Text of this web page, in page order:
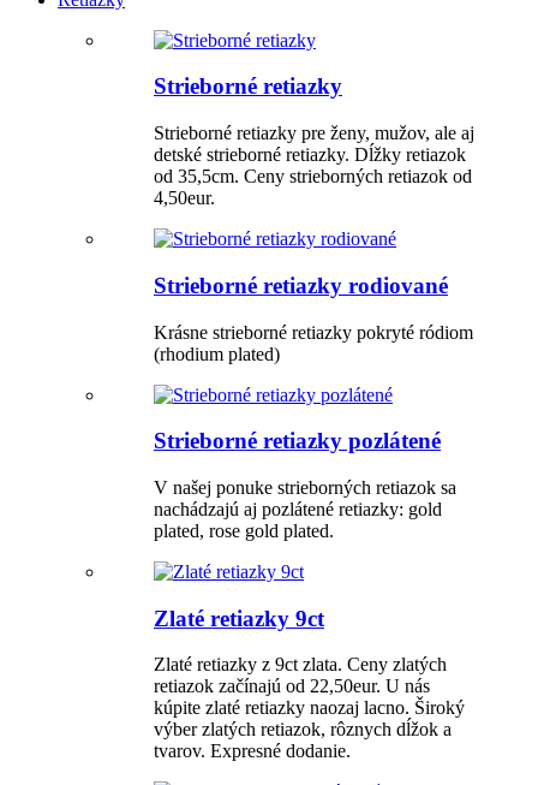
Strieborné retiazky
Strieborné retiazky pre ženy, mužov, ale aj
detské strieborné retiazky. Dĺžky retiazok
od 35,5cm. Ceny strieborných retiazok od
4,50eur.
Strieborné retiazky rodiované
Krásne strieborné retiazky pokryté ródiom
(rhodium plated)
Strieborné retiazky pozlátené
V našej ponuke strieborných retiazok sa
nachádzajú aj pozlátené retiazky: gold
plated, rose gold plated.
Zlaté retiazky 9ct
Zlaté retiazky z 9ct zlata. Ceny zlatých
retiazok začínajú od 22,50eur. U nás
kúpite zlaté retiazky naozaj lacno. Široký
výber zlatých retiazok, rôznych dĺžok a
tvarov. Expresné dodanie.